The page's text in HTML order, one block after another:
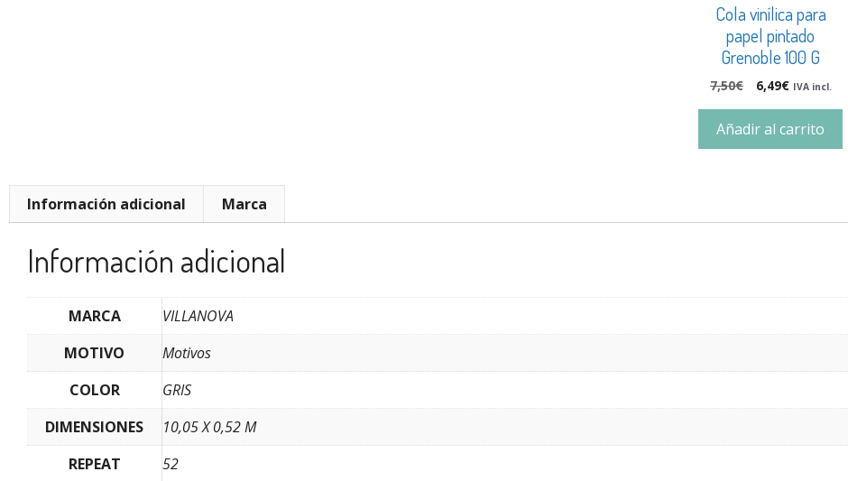
Cola vinílica para
papel pintado
Grenoble 100 G
7,50€ 6,49€ IVA incl.
Añadir al carrito
Información adicional Marca
Información adicional
MARCA
VILLANOVA
MOTIVO
Motivos
COLOR
GRIS
DIMENSIONES
10,05 X 0,52 M
REPEAT
52